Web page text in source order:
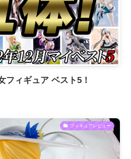
フィギュア ベスト5！
フィギュアレビュー